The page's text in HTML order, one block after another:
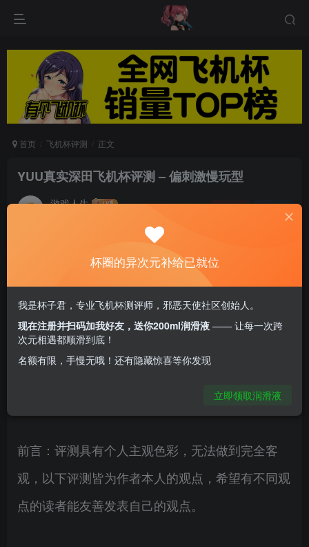
首页 飞机杯评测 正文
YUU真实深田飞机杯评测 – 偏刺激慢玩型
游戏人生
真实深田是一个从外观到通道，以及柔软度和手感
等全方位都很优秀的杯子。通道属于偏刺激的慢玩
型，根据玩法也可以算到中刺激。性价比很高，对
于喜欢这种身材，资金有限想买一个整体比较优秀
前言：评测具有个人主观色彩，无法做到完全客
观，以下评测皆为作者本人的观点，希望有不同观
点的读者能友善发表自己的观点。
杯圈的异次元补给已就位
我是杯子君，专业飞机杯测评师，邪恶天使社区创始人。
现在注册并扫码加我好友，送你200ml润滑液 —— 让每一次跨
次元相遇都顺滑到底！
名额有限，手慢无哦！还有隐藏惊喜等你发现
立即领取润滑液